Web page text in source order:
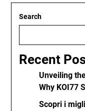
Search
Recent
Unveiling
Why KOI77
Scopri i